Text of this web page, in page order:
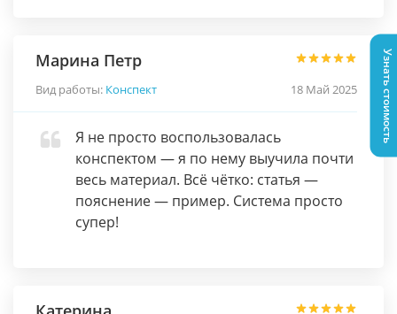
Марина Петр
Вид работы: Конспект 18 Май 2025
Я не просто воспользовалась
конспектом — я по нему выучила почти
весь материал. Всё чётко: статья —
пояснение — пример. Система просто
супер!
Узнать стоимость